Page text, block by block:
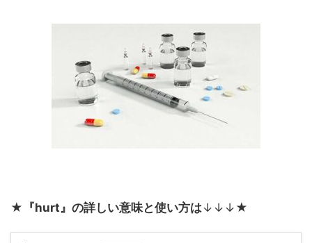
★ 『hurt』の詳しい意味と使い方は ↓↓↓★